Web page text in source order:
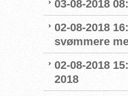
03-08-2018
02-08-2018
svømmere
02-08-2018
2018